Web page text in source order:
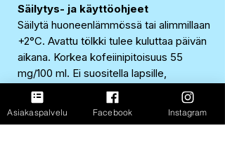
Säilytys- ja käyttöohjeet
Säilytä huoneenlämmössä tai alimmillaan
+2°C. Avattu tölkki tulee kuluttaa päivän
aikana. Korkea kofeiinipitoisuus 55
mg/100 ml. Ei suositella lapsille,
raskaana oleville, imettäville tai
kofeiiniherkille henkilöille. Ei suositella
nautittavaksi alkoholipitoisten juomien
Asiakaspalvelu Facebook Instagram